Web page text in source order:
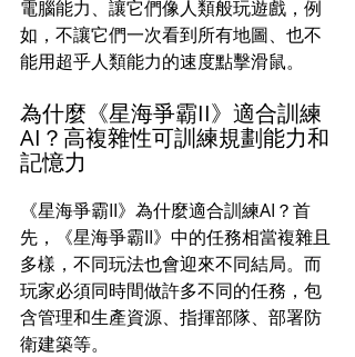
電腦能力、讓它們像人類般玩遊戲，例
如，不讓它們一次看到所有地圖、也不
能用超乎人類能力的速度點擊滑鼠。
為什麼《星海爭霸II》適合訓練
AI？高複雜性可訓練規劃能力和
記憶力
《星海爭霸II》為什麼適合訓練AI？首
先，《星海爭霸II》中的任務相當複雜且
多樣，不同玩法也會迎來不同結局。而
玩家必須同時間做許多不同的任務，包
含管理和生產資源、指揮部隊、部署防
衛建築等。